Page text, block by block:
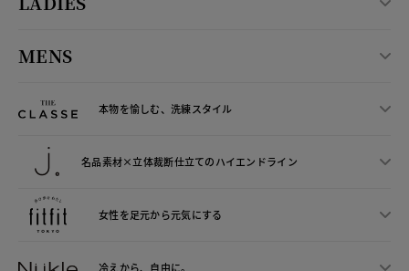
MENS
本物を愉しむ、洗練スタイル
名品素材×立体裁断仕立てのハイエンドライン
女性を足元から元気にする
冷えから、 自由に。